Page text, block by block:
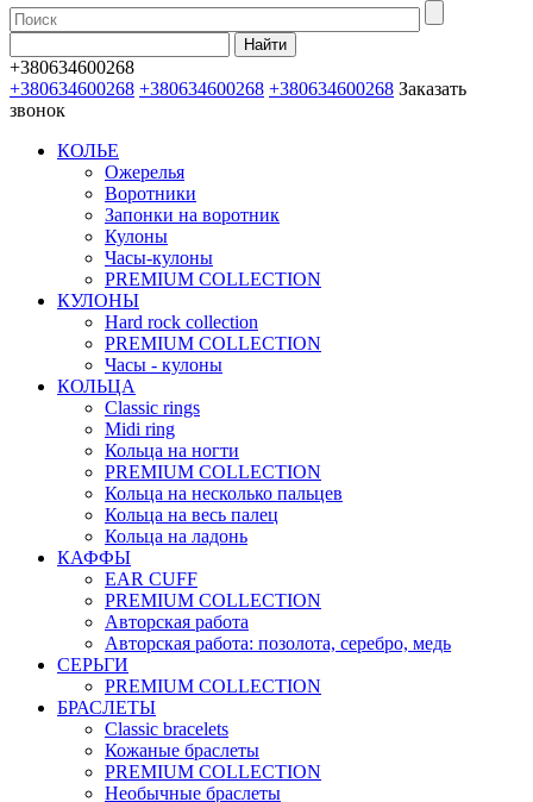
+380634600268
+380634600268 +380634600268 +380634600268 Заказать
звонок
КОЛЬЕ
Ожерелья
Воротники
Запонки на воротник
Кулоны
Часы-кулоны
PREMIUM COLLECTION
КУЛОНЫ
Hard rock collection
PREMIUM COLLECTION
Часы - кулоны
КОЛЬЦА
Classic rings
Midi ring
Кольца на ногти
PREMIUM COLLECTION
Кольца на несколько пальцев
Кольца на весь палец
Кольца на ладонь
КАФФЫ
EAR CUFF
PREMIUM COLLECTION
Авторская работа
Авторская работа: позолота, серебро, медь
СЕРЬГИ
PREMIUM COLLECTION
БРАСЛЕТЫ
Classic bracelets
Кожаные браслеты
PREMIUM COLLECTION
Необычные браслеты